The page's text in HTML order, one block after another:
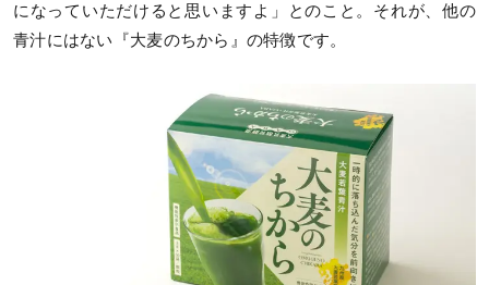
になっていただけると思いますよ」とのこと。それが、他の
青汁にはない『大麦のちから』の特徴です。